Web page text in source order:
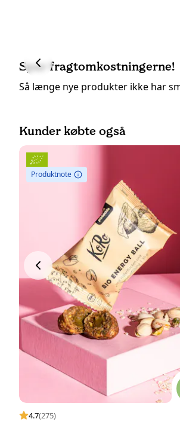
Spar fragtomkostningerne!
Så længe nye produkter ikke har
Kunder købte også
Produktnote
4.7(275)